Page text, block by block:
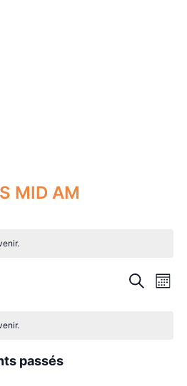
MID AM
MOIS
passés